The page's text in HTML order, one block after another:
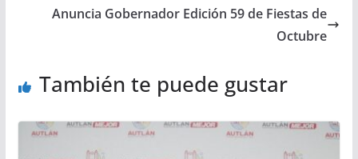
Anuncia Gobernador Edición 59 de Fiestas de
Octubre
También te puede gustar